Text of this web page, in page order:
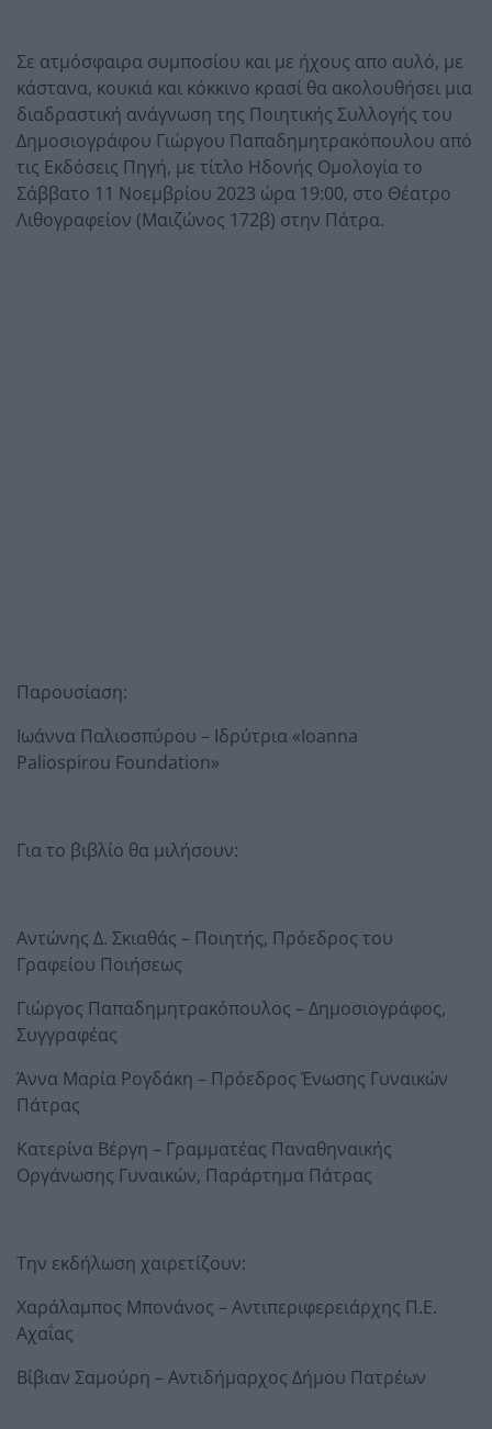
Σε ατμόσφαιρα συμποσίου και με ήχους απο αυλό, με
κάστανα, κουκιά και κόκκινο κρασί θα ακολουθήσει μια
διαδραστική ανάγνωση της Ποιητικής Συλλογής του
Δημοσιογράφου Γιώργου Παπαδημητρακόπουλου από
τις Εκδόσεις Πηγή, με τίτλο Ηδονής Ομολογία το
Σάββατο 11 Νοεμβρίου 2023 ώρα 19:00, στο Θέατρο
Λιθογραφείον (Μαιζώνος 172β) στην Πάτρα.
Παρουσίαση:
Ιωάννα Παλιοσπύρου – Ιδρύτρια «Ioanna
Paliospirou Foundation»
Για το βιβλίο θα μιλήσουν:
Αντώνης Δ. Σκιαθάς – Ποιητής, Πρόεδρος του
Γραφείου Ποιήσεως
Γιώργος Παπαδημητρακόπουλος – Δημοσιογράφος,
Συγγραφέας
Άννα Μαρία Ρογδάκη – Πρόεδρος Ένωσης Γυναικών
Πάτρας
Κατερίνα Βέργη – Γραμματέας Παναθηναικής
Οργάνωσης Γυναικών, Παράρτημα Πάτρας
Την εκδήλωση χαιρετίζουν:
Χαράλαμπος Μπονάνος – Αντιπεριφερειάρχης Π.Ε.
Αχαΐας
Βίβιαν Σαμούρη – Αντιδήμαρχος Δήμου Πατρέων